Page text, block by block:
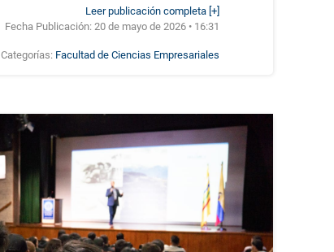
Leer publicación completa [+]
Fecha Publicación: 20 de mayo de 2026 • 16:31
Categorías: Facultad de Ciencias Empresariales